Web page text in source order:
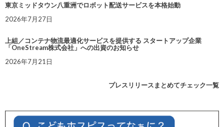
東京ミッドタウン八重洲でロボット配送サービスを本格始動
2026年7月27日
上組／コンテナ物流最適化サービスを提供する スタートアップ企業
「OneStream株式会社」への出資のお知らせ
2026年7月21日
プレスリリースまとめてチェック一覧